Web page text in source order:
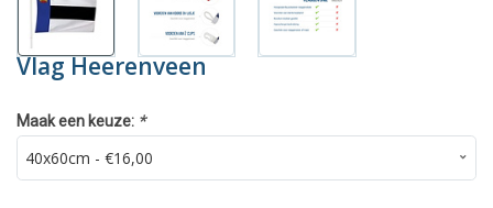
Vlag Heerenveen
Maak een keuze: *